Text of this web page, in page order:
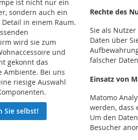
Rechte des
Sie als
Daten über
falscher
Einsatz von
Matomo
werden, dass
Um den
Besucher
ist nicht nur ein
sondern auch ein
in einem Raum.
wird sie zum
und
gekonnt das
Ambiente. Bei uns
riesige Auswahl
Sie selbst!